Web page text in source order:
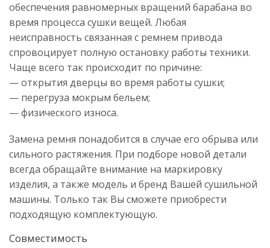
обеспечения равномерных вращений барабана во
время процесса сушки вещей. Любая
неисправность связанная с ремнем привода
спровоцирует полную остановку работы техники.
Чаще всего так происходит по причине:
— открытия дверцы во время работы сушки;
— перегруза мокрым бельем;
— физического износа.
Замена ремня понадобится в случае его обрыва или
сильного растяжения. При подборе новой детали
всегда обращайте внимание на маркировку
изделия, а также модель и бренд Вашей сушильной
машины. Только так Вы сможете приобрести
подходящую комплектующую.
Совместимость